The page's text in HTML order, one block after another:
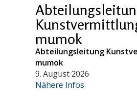
mumok
Abteilungsleitung
mumok
9. August 2026
Nähere Infos